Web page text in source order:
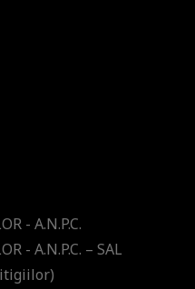
- A.N.P.C.
- A.N.P.C. – SAL